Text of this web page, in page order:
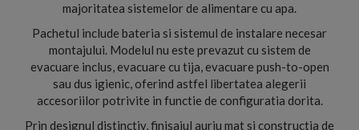
majoritatea sistemelor de alimentare cu apa.
Pachetul include bateria si sistemul de instalare necesar
montajului. Modelul nu este prevazut cu sistem de
evacuare inclus, evacuare cu tija, evacuare push-to-open
sau dus igienic, oferind astfel libertatea alegerii
accesoriilor potrivite in functie de configuratia dorita.
Prin designul distinctiv, finisajul auriu mat si constructia de